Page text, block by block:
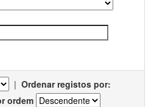
| Ordenar registos por:
ordem